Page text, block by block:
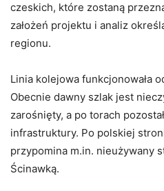
czeskich, które zostaną
założeń projektu i analiz
regionu.
Linia kolejowa funkcjonowała
Obecnie dawny szlak jest
zarośnięty, a po torach
infrastruktury. Po polskiej
przypomina m.in. nieużywany
Ścinawką.